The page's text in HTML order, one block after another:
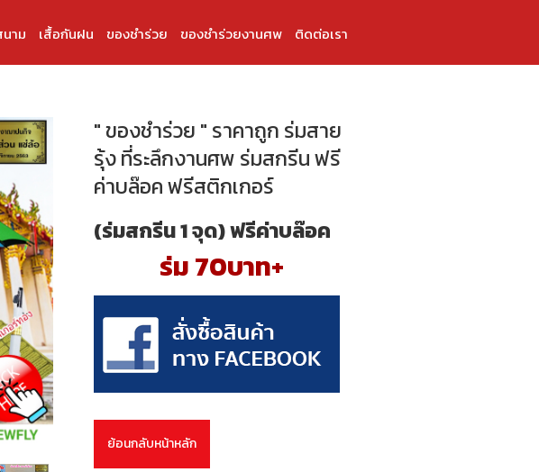
าม เสื้อกันฝน ของชำร่วย ของชำร่วยงานศพ ติดต่อเรา
" ของชำร่วย " ราคาถูก ร่มสาย
รุ้ง ที่ระลึกงานศพ ร่มสกรีน ฟรี
ค่าบล๊อค ฟรีสติกเกอร์
(ร่มสกรีน 1 จุด) ฟรีค่าบล๊อค
ร่ม 70บาท+
ย้อนกลับหน้าหลัก